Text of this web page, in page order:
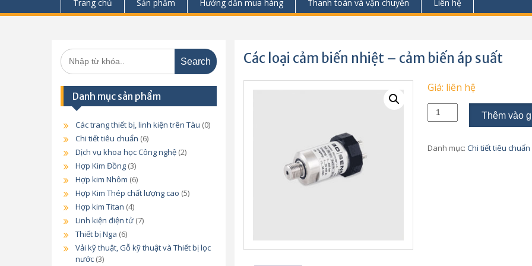
Trang chủ Sản phẩm Hướng dẫn mua hàng Thanh toán và vận chuyển Liên hệ
Các loại cảm biến nhiệt – cảm biến áp suất
Giá: liên hệ
Các
loại
nhiệt
Thêm vào
Danh mục:Chi tiết tiêu chuẩn
Search
for:
Danh mục sản phẩm
Các trang thiết bị, linh kiện trên Tàu (0)
Chi tiết tiêu chuẩn (6)
Dịch vụ khoa học Công nghệ (2)
Hợp Kim Đồng (3)
Hợp kim Nhôm (6)
Hợp Kim Thép chất lượng cao (5)
Hợp kim Titan (4)
Linh kiện điện tử (7)
Thiết bị Nga (6)
Vải kỹ thuật, Gỗ kỹ thuật và Thiết bị lọc
nước (3)